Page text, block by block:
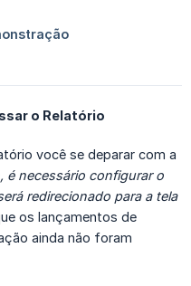
o Relatório
você se deparar com a
é necessário configurar o
redirecionado para a tela
os lançamentos de
ainda não foram